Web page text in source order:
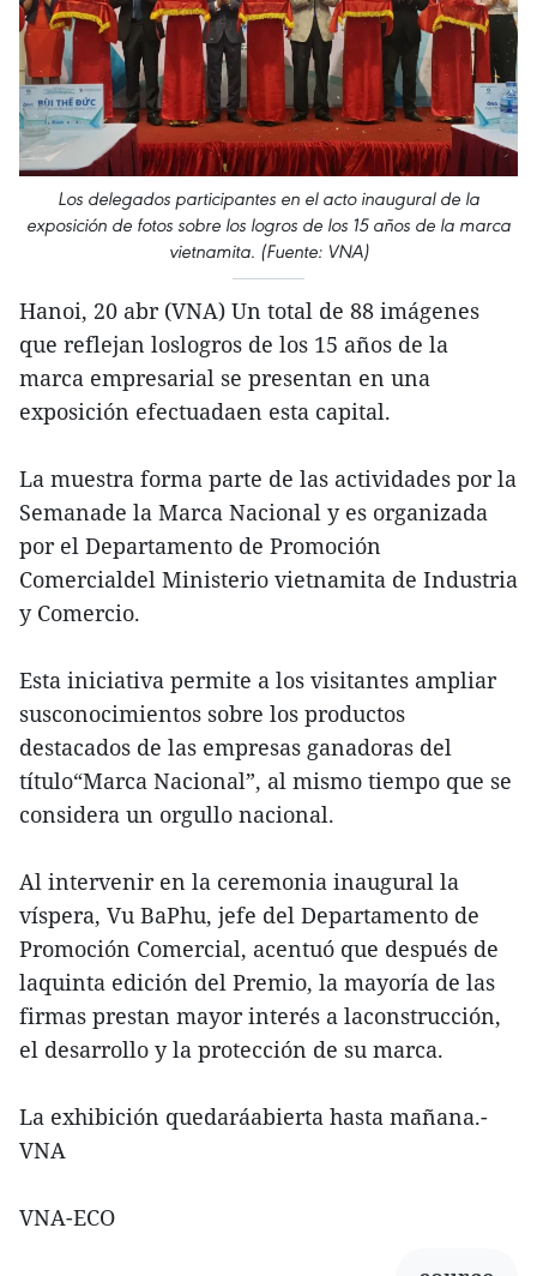
Los delegados participantes en el acto inaugural de la
exposición de fotos sobre los logros de los 15 años de la marca
vietnamita. (Fuente: VNA)
Hanoi, 20 abr (VNA) Un total de 88 imágenes
que reflejan loslogros de los 15 años de la
marca empresarial se presentan en una
exposición efectuadaen esta capital.
La muestra forma parte de las actividades por la
Semanade la Marca Nacional y es organizada
por el Departamento de Promoción
Comercialdel Ministerio vietnamita de Industria
y Comercio.
Esta iniciativa permite a los visitantes ampliar
susconocimientos sobre los productos
destacados de las empresas ganadoras del
título“Marca Nacional”, al mismo tiempo que se
considera un orgullo nacional.
Al intervenir en la ceremonia inaugural la
víspera, Vu BaPhu, jefe del Departamento de
Promoción Comercial, acentuó que después de
laquinta edición del Premio, la mayoría de las
firmas prestan mayor interés a laconstrucción,
el desarrollo y la protección de su marca.
La exhibición quedaráabierta hasta mañana.-
VNA
VNA-ECO